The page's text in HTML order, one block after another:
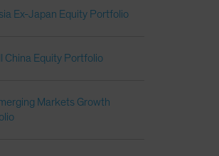
Ex-Japan Equity Portfolio
China Equity Portfolio
Markets Growth